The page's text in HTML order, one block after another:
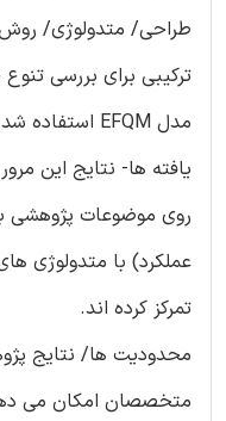
طراحی/ متدولوژی/
ترکیبی برای بررسی
مدل EFQM استفاده شد.
یافته ها- نتایج این
روی موضوعات پژوهشی
عملکرد) با متدولوژی
تمرکز کرده اند.
محدودیت ها/ نتایج
متخصصان امکان می